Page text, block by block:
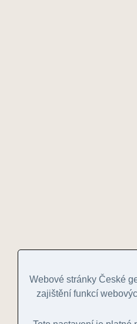
Webové stránky České
zajištění funkcí